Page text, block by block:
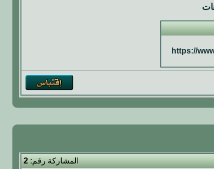
https://
المشاركة رقم:2